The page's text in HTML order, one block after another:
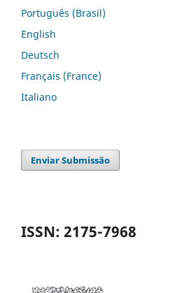
Português (Brasil)
English
Deutsch
Français (France)
Italiano
Enviar Submissão
ISSN: 2175-7968